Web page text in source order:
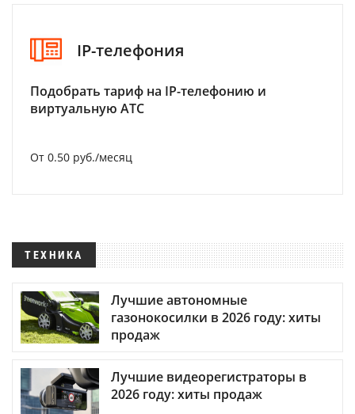
IP-телефония
Подобрать тариф на IP-телефонию и
виртуальную АТС
От 0.50 руб./месяц
ТЕХНИКА
Лучшие автономные
газонокосилки в 2026 году: хиты
продаж
Лучшие видеорегистраторы в
2026 году: хиты продаж